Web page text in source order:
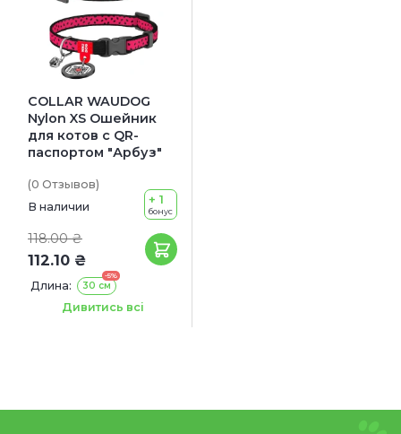
COLLAR WAUDOG
Nylon XS Ошейник
для котов с QR-
паспортом "Арбуз"
(0 Отзывов)
В наличии
118.00 ₴
112.10 ₴
+ 1
бонус
Длина:
-5%
30 см
Ширина: 10 мм
Дивитись всі